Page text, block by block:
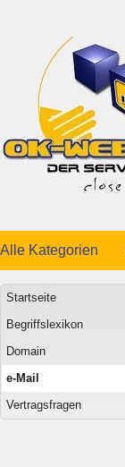
Alle Kategorien
Startseite
Begriffslexikon
Domain
e-Mail
Vertragsfragen